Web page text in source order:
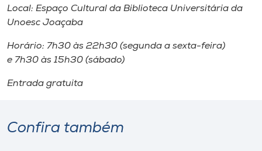
Local: Espaço Cultural da Biblioteca Universitária da
Unoesc Joaçaba
Horário: 7h30 às 22h30 (segunda a sexta-feira)
e 7h30 às 15h30 (sábado)
Entrada gratuita
Confira também